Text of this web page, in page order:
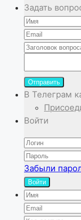
Задать
Отправить
В Телеграм
Войти
Забыли
Войти